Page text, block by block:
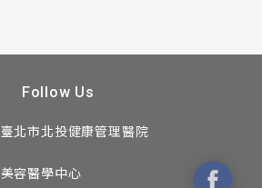
Follow Us
臺北市北投健康管理醫院
美容醫學中心